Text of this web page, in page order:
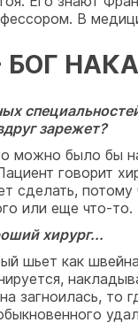
В
БОГ
зарежет?
можно было бы
говорит
сделать, потому
или еще что-то.
хирург...
шьет как
загноилась, то